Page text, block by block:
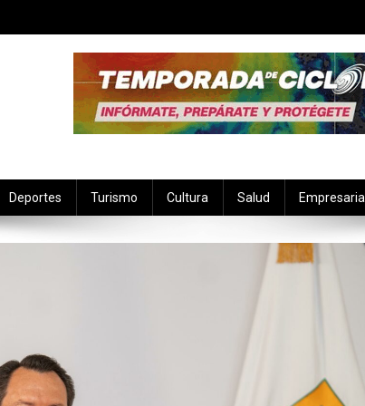
Deportes Turismo Cultura Salud Empresarial